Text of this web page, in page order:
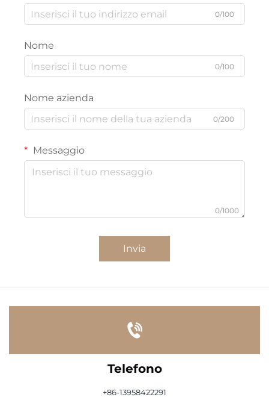
0/100
Nome
0/100
Nome azienda
0/200
Messaggio
0/1000
Invia
Telefono
+86-13958422291